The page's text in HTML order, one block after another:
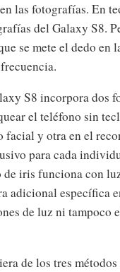
las fotografías. En
del Galaxy S8.
se mete el dedo en
S8 incorpora dos
el teléfono sin
facial y otra en el
para cada
iris funciona con
adicional específica
de luz ni tampoco
de los tres